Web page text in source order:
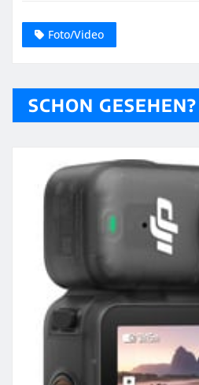
Foto/Video
SCHON GESEHEN?